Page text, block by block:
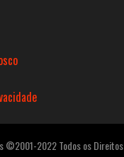
©2001-2022 Todos os Direitos